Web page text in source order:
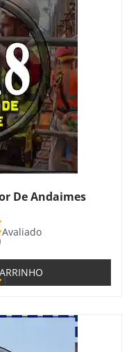
De Andaimes
Avaliado
1